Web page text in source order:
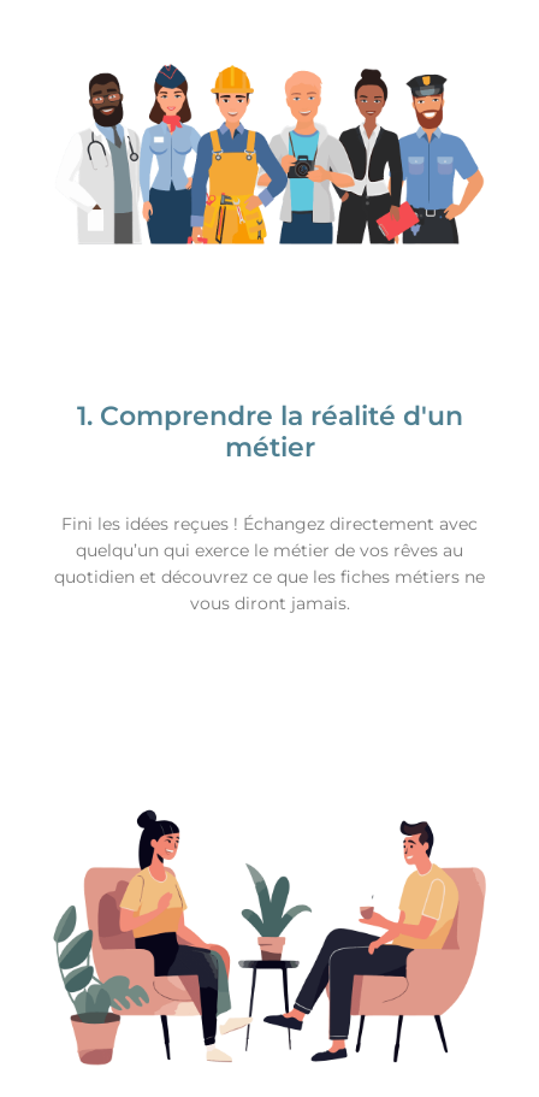
1. Comprendre la réalité d'un
métier
Fini les idées reçues ! Échangez directement avec
quelqu’un qui exerce le métier de vos rêves au
quotidien et découvrez ce que les fiches métiers ne
vous diront jamais.